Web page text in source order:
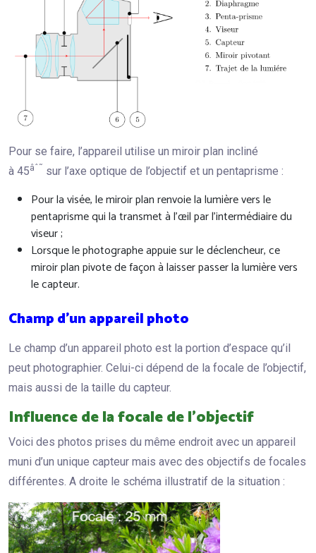
Pour se faire, l’appareil utilise un miroir plan incliné
à 45âˆ˜ sur l’axe optique de l’objectif et un pentaprisme :
Pour la visée, le miroir plan renvoie la lumière vers le
pentaprisme qui la transmet à l’œil par l’intermédiaire du
viseur ;
Lorsque le photographe appuie sur le déclencheur, ce
miroir plan pivote de façon à laisser passer la lumière vers
le capteur.
Champ d’un appareil photo
Le champ d’un appareil photo est la portion d’espace qu’il
peut photographier. Celui-ci dépend de la focale de l’objectif,
mais aussi de la taille du capteur.
Influence de la focale de l’objectif
Voici des photos prises du même endroit avec un appareil
muni d’un unique capteur mais avec des objectifs de focales
différentes. A droite le schéma illustratif de la situation :